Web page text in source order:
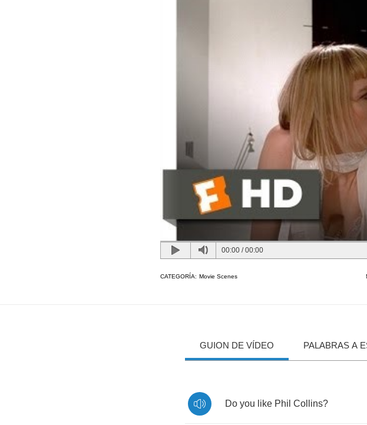
00:00 /00:00
CATEGORÍA: Movie Scenes
GUION DE VÍDEO PALABRAS A
Do you like Phil Collins?